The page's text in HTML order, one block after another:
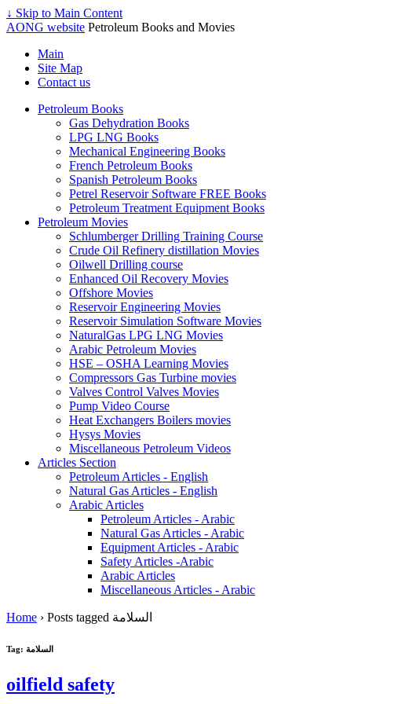
↓ Skip to Main Content
AONG website Petroleum Books and Movies
Main
Site Map
Contact us
Petroleum Books
Gas Dehydration Books
LPG LNG Books
Mechanical Engineering Books
French Petroleum Books
Spanish Petroleum Books
Petrel Reservoir Software FREE Books
Petroleum Treatment Equipment Books
Petroleum Movies
Schlumberger Drilling Training Course
Crude Oil Refinery distillation Movies
Oilwell Drilling course
Enhanced Oil Recovery Movies
Offshore Movies
Reservoir Engineering Movies
Reservoir Simulation Software Movies
NaturalGas LPG LNG Movies
Arabic Petroleum Movies
HSE – OSHA Learning Movies
Compressors Gas Turbine movies
Valves Control Valves Movies
Pump Video Course
Heat Exchangers Boilers movies
Hysys Movies
Miscellaneous Petroleum Videos
Articles Section
Petroleum Articles - English
Natural Gas Articles - English
Arabic Articles
Petroleum Articles - Arabic
Natural Gas Articles - Arabic
Equipment Articles - Arabic
Safety Articles -Arabic
Arabic Articles
Miscellaneous Articles - Arabic
Home › Posts tagged السلامة
Tag: السلامة
oilfield safety